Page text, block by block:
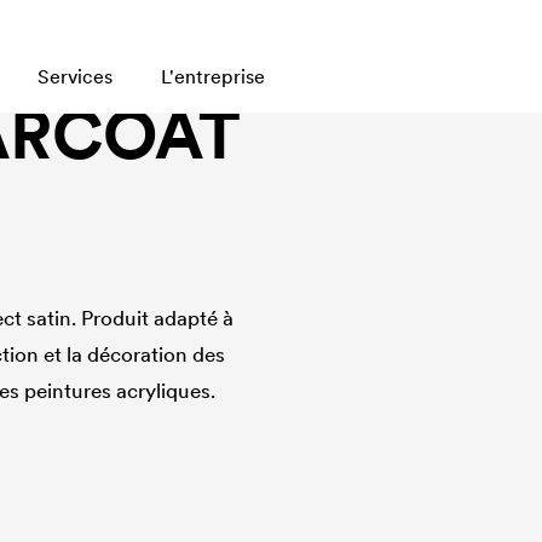
Services L'entreprise
satin. Produit adapté à
et la décoration des
peintures acryliques.